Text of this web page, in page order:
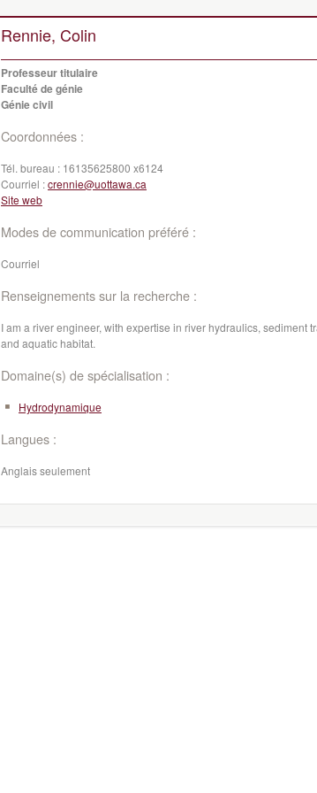
Rennie, Colin
Professeur titulaire
Faculté de génie
Génie civil
Coordonnées :
Tél. bureau : 16135625800 x6124
Courriel :crennie@uottawa.ca
Site web
Modes de communication préféré :
Courriel
Renseignements sur la recherche :
I am a river engineer, with expertise in river hydraulics, sediment
and aquatic habitat.
Domaine(s) de spécialisation :
Hydrodynamique
Langues :
Anglais seulement